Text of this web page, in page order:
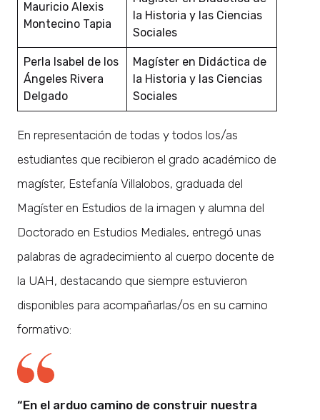
Mauricio Alexis
Montecino Tapia
la Historia y las Ciencias
Sociales
Perla Isabel de los
Ángeles Rivera
Delgado
Magíster en Didáctica de
la Historia y las Ciencias
Sociales
En representación de todas y todos los/as
estudiantes que recibieron el grado académico de
magíster, Estefanía Villalobos, graduada del
Magíster en Estudios de la imagen y alumna del
Doctorado en Estudios Mediales, entregó unas
palabras de agradecimiento al cuerpo docente de
la UAH, destacando que siempre estuvieron
disponibles para acompañarlas/os en su camino
formativo:
“En el arduo camino de construir nuestra